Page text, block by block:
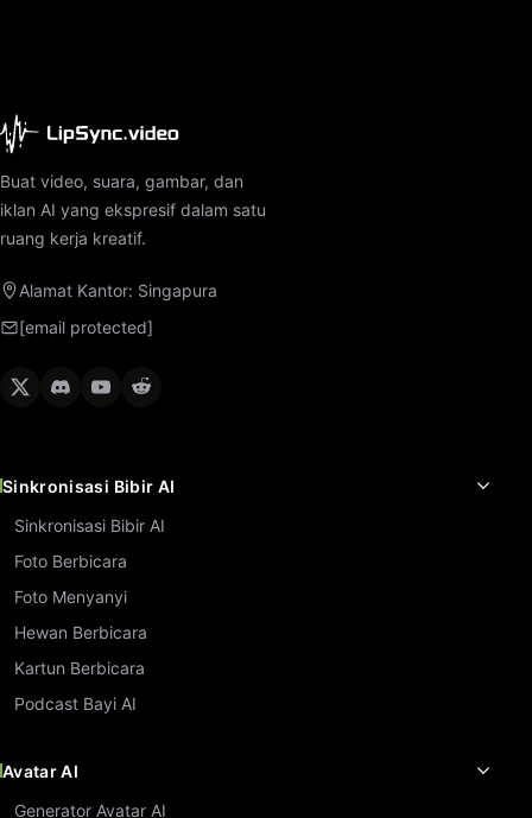
Buat video, suara, gambar, dan
iklan AI yang ekspresif dalam satu
ruang kerja kreatif.
Alamat Kantor: Singapura
[email protected]
Sinkronisasi Bibir AI
Sinkronisasi Bibir AI
Foto Berbicara
Foto Menyanyi
Hewan Berbicara
Kartun Berbicara
Podcast Bayi AI
Avatar AI
Generator Avatar AI